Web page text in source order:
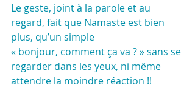
Le geste, joint à la parole et au
regard, fait que Namaste est bien
plus, qu’un simple
« bonjour, comment ça va ? » sans se
regarder dans les yeux, ni même
attendre la moindre réaction !!